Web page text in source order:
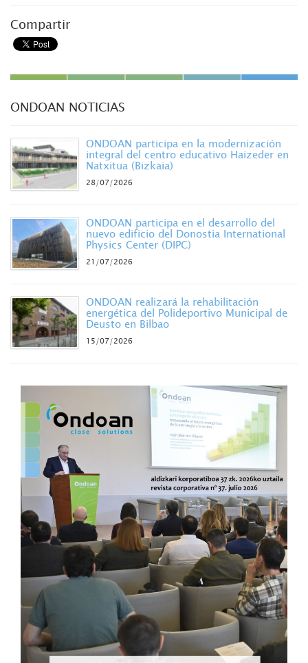
Compartir
ONDOAN NOTICIAS
ONDOAN participa en la modernización
integral del centro educativo Haizeder en
Natxitua (Bizkaia)
28/07/2026
ONDOAN participa en el desarrollo del
nuevo edificio del Donostia International
Physics Center (DIPC)
21/07/2026
ONDOAN realizará la rehabilitación
energética del Polideportivo Municipal de
Deusto en Bilbao
15/07/2026